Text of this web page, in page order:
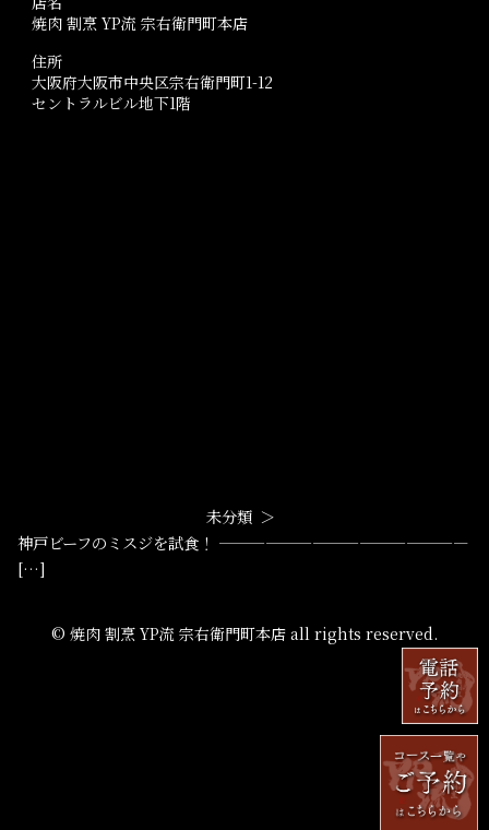
焼肉 割烹 YP流 宗右衛門町本店
住所
大阪府大阪市中央区宗右衛門町1-12
セントラルビル地下1階
未分類
神戸ビーフのミスジを試食！ ————————————————
[…]
© 焼肉 割烹 YP流 宗右衛門町本店 all rights reserved.